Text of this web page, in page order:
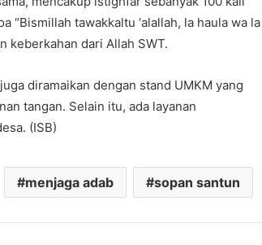
tawakkaltu ‘alallah, la haula wa la
keberkahan dari Allah SWT.
diramaikan dengan stand UMKM yang
tangan. Selain itu, ada layanan
(ISB)
menjaga adab sopan santun